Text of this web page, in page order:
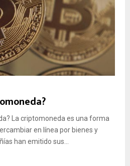
La criptomoneda es una forma
en línea por bienes y
han emitido sus...